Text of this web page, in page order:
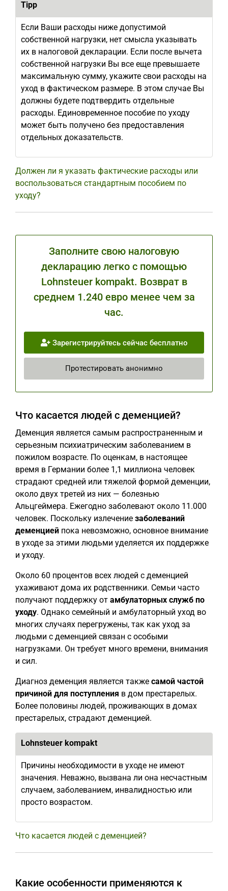
Tipp
Если Ваши расходы ниже допустимой
собственной нагрузки, нет смысла указывать
их в налоговой декларации. Если после вычета
собственной нагрузки Вы все еще превышаете
максимальную сумму, укажите свои расходы на
уход в фактическом размере. В этом случае Вы
должны будете подтвердить отдельные
расходы. Единовременное пособие по уходу
может быть получено без предоставления
отдельных доказательств.
Должен ли я указать фактические расходы или
воспользоваться стандартным пособием по
уходу?
Заполните свою налоговую
декларацию легко с помощью
Lohnsteuer kompakt. Возврат в
среднем 1.240 евро менее чем за
час.
Зарегистрируйтесь сейчас бесплатно
Протестировать анонимно
Что касается людей с деменцией?
Деменция является самым распространенным и
серьезным психиатрическим заболеванием в
пожилом возрасте. По оценкам, в настоящее
время в Германии более 1,1 миллиона человек
страдают средней или тяжелой формой деменции,
около двух третей из них — болезнью
Альцгеймера. Ежегодно заболевают около 11.000
человек. Поскольку излечение заболеваний
деменцией пока невозможно, основное внимание
в уходе за этими людьми уделяется их поддержке
и уходу.
Около 60 процентов всех людей с деменцией
ухаживают дома их родственники. Семьи часто
получают поддержку от амбулаторных служб по
уходу. Однако семейный и амбулаторный уход во
многих случаях перегружены, так как уход за
людьми с деменцией связан с особыми
нагрузками. Он требует много времени, внимания
и сил.
Диагноз деменция является также самой частой
причиной для поступления в дом престарелых.
Более половины людей, проживающих в домах
престарелых, страдают деменцией.
Lohnsteuer kompakt
Причины необходимости в уходе не имеют
значения. Неважно, вызвана ли она несчастным
случаем, заболеванием, инвалидностью или
просто возрастом.
Что касается людей с деменцией?
Какие особенности применяются к